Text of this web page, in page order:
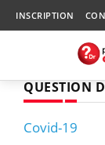
INSCRIPTION
QUESTION
Covid-19